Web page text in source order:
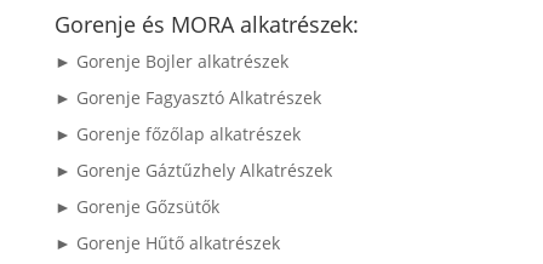
következőre:
Gorenje és MORA alkatrészek:
► Gorenje Bojler alkatrészek
► Gorenje Fagyasztó Alkatrészek
► Gorenje főzőlap alkatrészek
► Gorenje Gáztűzhely Alkatrészek
► Gorenje Gőzsütők
► Gorenje Hűtő alkatrészek